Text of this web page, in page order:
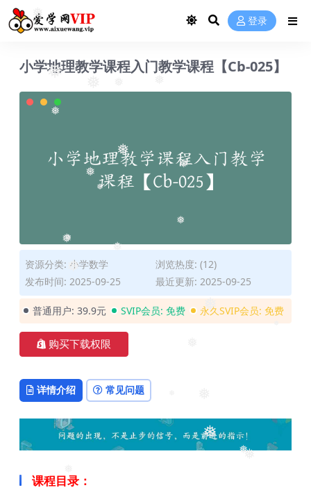
❅
❅
❅
❅
❅
❅
❅
❅
❅ ❅ ❅
❅
❅ 登录
小学地理教学课程入门教学课程【Cb-025】
资源分类: 小学数学
浏览热度: (12)
发布时间: 2025-09-25
最近更新: 2025-09-25
普通用户: 39.9元 SVIP会员: 免费 永久SVIP会员: 免费
购买下载权限
详情介绍 常见问题
课程目录：